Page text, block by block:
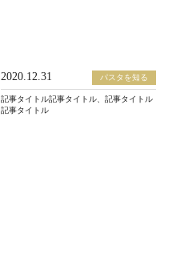
2020.12.31 パスタを知る
記事タイトル記事タイトル、記事タイトル
記事タイトル